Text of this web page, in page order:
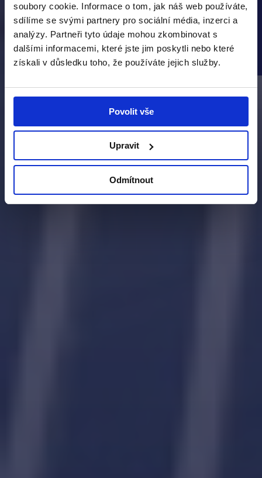
soubory cookie. Informace o tom, jak náš web používáte,
sdílíme se svými partnery pro sociální média, inzerci a
analýzy. Partneři tyto údaje mohou zkombinovat s
dalšími informacemi, které jste jim poskytli nebo které
získali v důsledku toho, že používáte jejich služby.
Povolit vše
Upravit
Odmítnout